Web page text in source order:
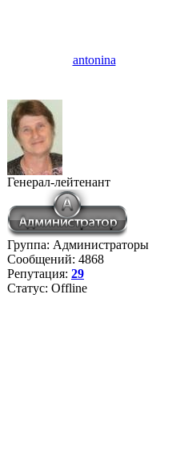
antonina
Генерал-лейтенант
Группа: Администраторы
Сообщений: 4868
Репутация: 29
Статус: Offline